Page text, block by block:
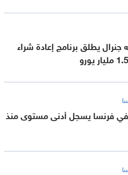
يطلق برنامج إعادة شراء
فرنسا يسجل أدنى مستوى منذ